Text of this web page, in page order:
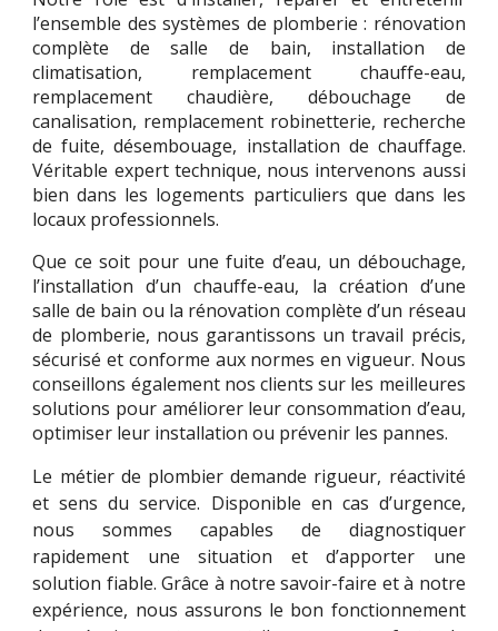
l’ensemble des systèmes de plomberie : rénovation
complète de salle de bain, installation de
climatisation, remplacement chauffe-eau,
remplacement chaudière, débouchage de
canalisation, remplacement robinetterie, recherche
de fuite, désembouage, installation de chauffage.
Véritable expert technique, nous intervenons aussi
bien dans les logements particuliers que dans les
locaux professionnels.
Que ce soit pour une fuite d’eau, un débouchage,
l’installation d’un chauffe-eau, la création d’une
salle de bain ou la rénovation complète d’un réseau
de plomberie, nous garantissons un travail précis,
sécurisé et conforme aux normes en vigueur. Nous
conseillons également nos clients sur les meilleures
solutions pour améliorer leur consommation d’eau,
optimiser leur installation ou prévenir les pannes.
Le métier de plombier demande rigueur, réactivité
et sens du service. Disponible en cas d’urgence,
nous sommes capables de diagnostiquer
rapidement une situation et d’apporter une
solution fiable. Grâce à notre savoir-faire et à notre
expérience, nous assurons le bon fonctionnement